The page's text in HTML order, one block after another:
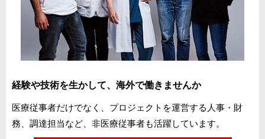
経験や技術を生かして、海外で働きませんか
医療従事者だけでなく、プロジェクトを運営する人事・財
務、調達担当など、非医療従事者も活躍しています。